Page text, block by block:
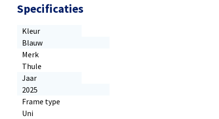
Specificaties
Kleur
Blauw
Merk
Thule
Jaar
2025
Frame type
Uni